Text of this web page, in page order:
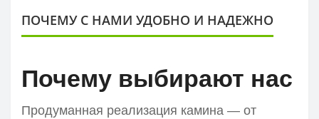
ПОЧЕМУ С НАМИ УДОБНО И НАДЕЖНО
Почему выбирают нас
Продуманная реализация камина — от